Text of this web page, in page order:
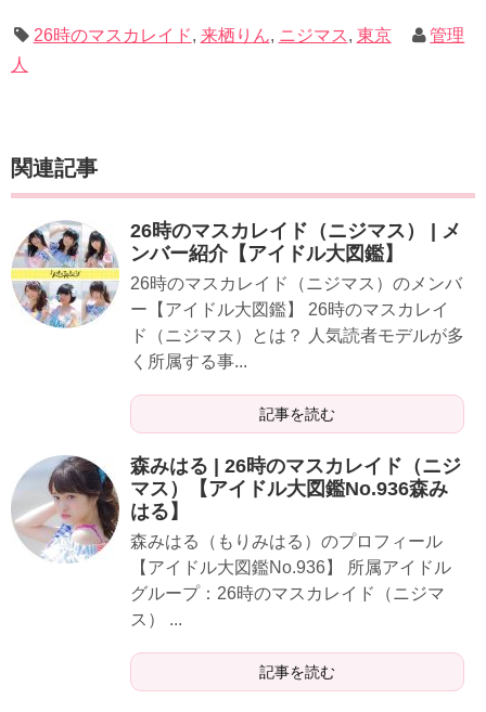
26時のマスカレイド, ​来栖りん, ニジマス , 東京
管理
人
関連記事
26時のマスカレイド（ニジマス） | メ
ンバー紹介【アイドル大図鑑】
26時のマスカレイド（ニジマス）のメンバ
ー【アイドル大図鑑】 26時のマスカレイ
ド（ニジマス）とは？ 人気読者モデルが多
く所属する事...
記事を読む
​森みはる | 26時のマスカレイド（ニジ
マス）【アイドル大図鑑No.936森み
はる】
​​​​森みはる（もりみはる）のプロフィール
【アイドル大図鑑No.936】 所属アイドル
グループ：26時のマスカレイド（ニジマ
ス） ...
記事を読む